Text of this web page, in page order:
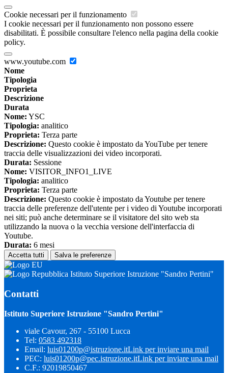
Cookie necessari per il funzionamento
I cookie necessari per il funzionamento non possono essere
disabilitati. È possibile consultare l'elenco nella pagina della cookie
policy.
www.youtube.com
Nome
Tipologia
Proprieta
Descrizione
Durata
Nome: YSC
Tipologia: analitico
Proprieta: Terza parte
Descrizione: Questo cookie è impostato da YouTube per tenere
traccia delle visualizzazioni dei video incorporati.
Durata: Sessione
Nome: VISITOR_INFO1_LIVE
Tipologia: analitico
Proprieta: Terza parte
Descrizione: Questo cookie è impostato da Youtube per tenere
traccia delle preferenze dell'utente per i video di Youtube incorporati
nei siti; può anche determinare se il visitatore del sito web sta
utilizzando la nuova o la vecchia versione dell'interfaccia di
Youtube.
Durata: 6 mesi
Accetta tutti Salva le preferenze
Istituto Superiore Istruzione "Sandro Pertini"
Contatti
Istituto Superiore Istruzione "Sandro Pertini"
viale Cavour, 267 - 55100 Lucca
Tel: 0583 492318
Email: luis01200p@istruzione.itLink per inviare una mail
PEC: luis01200p@pec.istruzione.itLink per inviare una mail
C.F.: 92019850467